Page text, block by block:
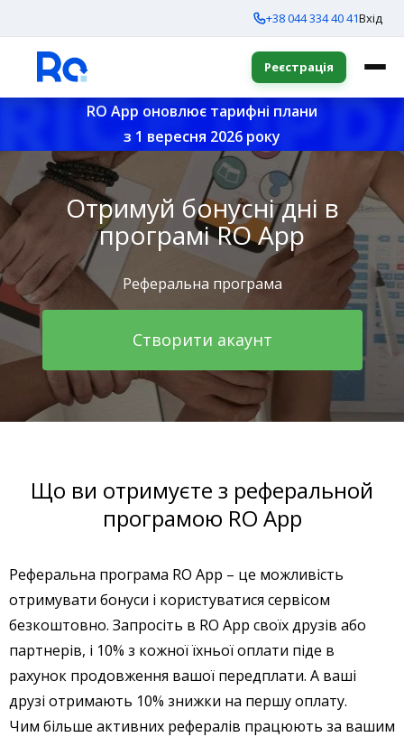
+38 044 334 40 41Вхід
Реєстрація
RO App оновлює тарифні плани
з 1 вересня 2026 року
Отримуй бонусні дні в
програмі RO App
Реферальна програма
Створити акаунт
Що ви отримуєте з реферальной
програмою RO App
Реферальна програма RO App – це можливість
отримувати бонуси і користуватися сервісом
безкоштовно. Запросіть в RO App своїх друзів або
партнерів, і 10% з кожної їхньої оплати піде в
рахунок продовження вашої передплати. А ваші
друзі отримають 10% знижки на першу оплату.
Чим більше активних рефералів працюють за вашим